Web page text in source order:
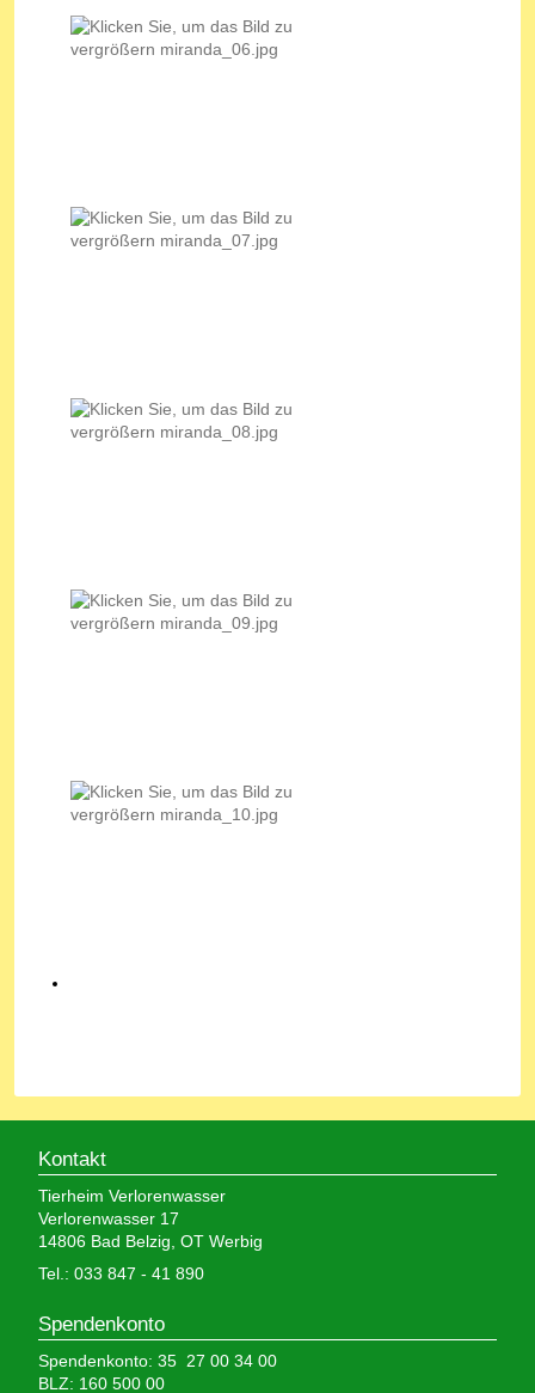
Kontakt
Tierheim Verlorenwasser
Verlorenwasser 17
14806 Bad Belzig, OT Werbig
Tel.: 033 847 - 41 890
Spendenkonto
Spendenkonto: 35 27 00 34 00
BLZ: 160 500 00